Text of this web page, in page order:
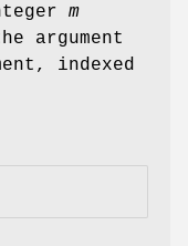
m
argument
indexed